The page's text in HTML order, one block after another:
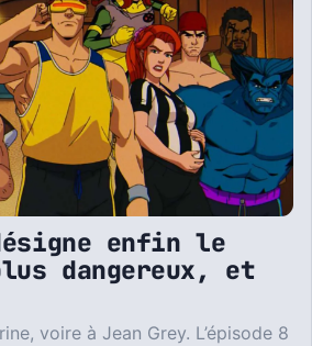
enfin le
dangereux, et
voire à Jean Grey. L’épisode 8